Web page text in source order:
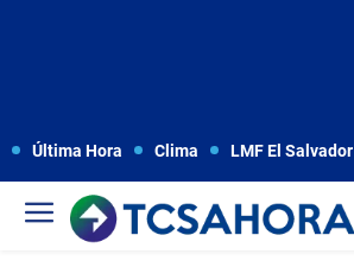
Última Hora Clima LMF El Salvador